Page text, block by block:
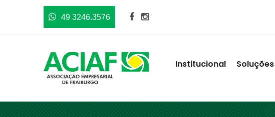
49 3246.3576
Institucional Soluções